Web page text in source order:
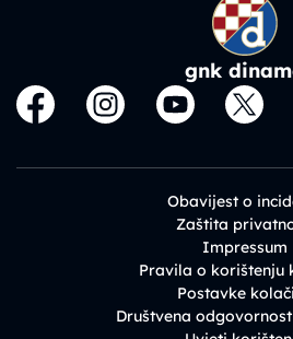
gnk
Obavijest o
Zaštita
Impressum
Pravila o korištenju
Postavke
Društvena